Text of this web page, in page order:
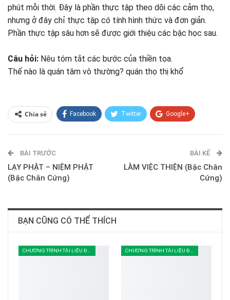
phút mỗi thời. Ðây là phần thực tập theo dõi các cảm thọ,
nhưng ở đây chỉ thực tập có tính hình thức và đơn giản.
Phần thực tập sâu hơn sẽ được giới thiệu các bậc học sau.
Câu hỏi: Nêu tóm tắt các bước của thiền tọa.
Thế nào là quán tâm vô thường? quán thọ thị khổ
Chia sẻ Facebook Twitter Google+
E-mail
BÀI TRƯỚC
LẠY PHẬT – NIỆM PHẬT
(Bậc Chân Cứng)
BÀI KẾ
LÀM VIỆC THIỆN (Bậc Chân
Cứng)
BẠN CŨNG CÓ THỂ THÍCH